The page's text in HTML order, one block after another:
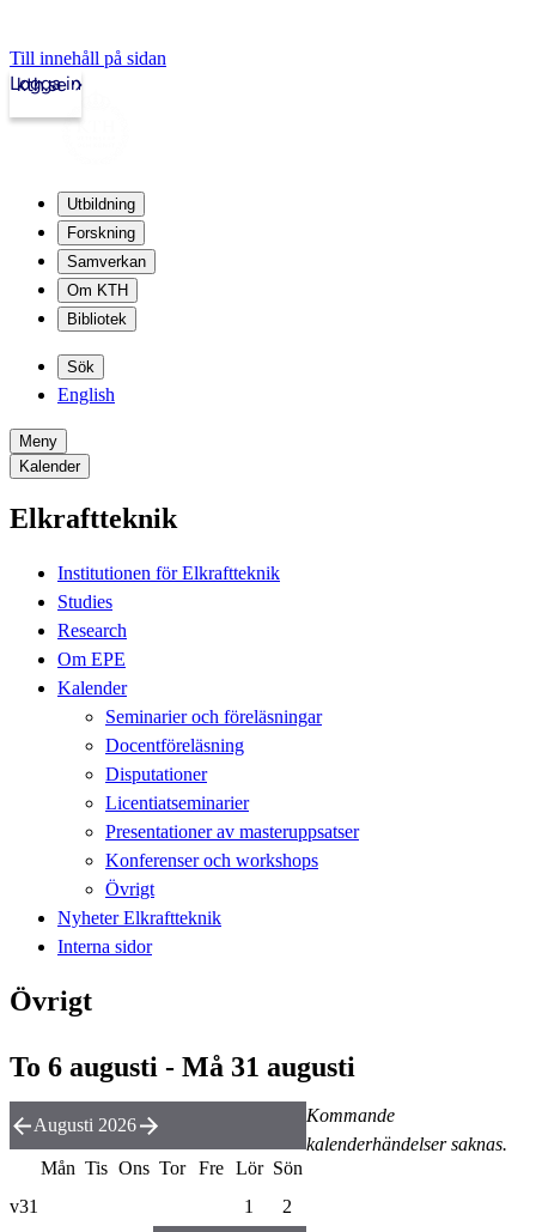
Till innehåll på sidan
kth.se
Logga in
Utbildning
Forskning
Samverkan
Om KTH
Bibliotek
Sök
English
Meny
Kalender
Elkraftteknik
Institutionen för Elkraftteknik
Studies
Research
Om EPE
Kalender
Seminarier och föreläsningar
Docentföreläsning
Disputationer
Licentiatseminarier
Presentationer av masteruppsatser
Konferenser och workshops
Övrigt
Nyheter Elkraftteknik
Interna sidor
Övrigt
To 6 augusti - Må 31 augusti
Kommande
kalenderhändelser saknas.
Augusti 2026
Mån Tis Ons Tor Fre Lör Sön
v31
1
2